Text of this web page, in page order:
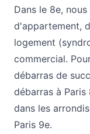
Dans le 8e,
d'appartement,
logement
commercial.
débarras de
débarras à Paris
dans les
Paris 9e.